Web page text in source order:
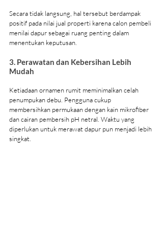
Secara tidak langsung, hal tersebut berdampak
positif pada nilai jual properti karena calon pembeli
menilai dapur sebagai ruang penting dalam
menentukan keputusan.
3. Perawatan dan Kebersihan Lebih
Mudah
Ketiadaan ornamen rumit meminimalkan celah
penumpukan debu. Pengguna cukup
membersihkan permukaan dengan kain mikrofiber
dan cairan pembersih pH netral. Waktu yang
diperlukan untuk merawat dapur pun menjadi lebih
singkat.